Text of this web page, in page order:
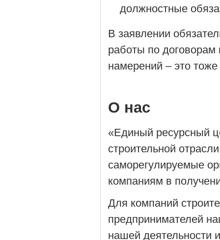
должностные
В заявлении
работы по договорам
намерений – это
О нас
«Единый ресурсный
строительной
саморегулируемые
компаниям в
Для компаний
предпринимателей
нашей деятельности